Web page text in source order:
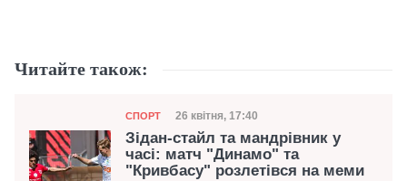
Читайте також:
Категорія
СПОРТ Дата публікації
26 квітня, 17:40
Зідан-стайл та мандрівник у
часі: матч "Динамо" та
"Кривбасу" розлетівся на меми